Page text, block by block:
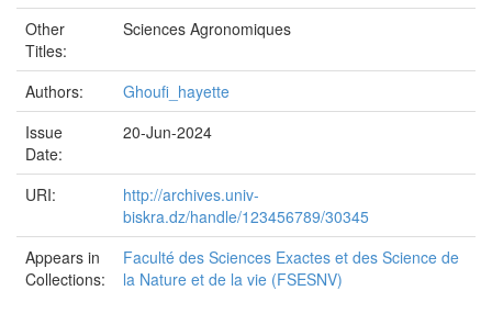
Other
Titles:
Sciences Agronomiques
Authors:
Ghoufi_hayette
Issue
Date:
20-Jun-2024
URI:
http://archives.univ-
biskra.dz/handle/123456789/30345
Appears in
Collections:
Faculté des Sciences Exactes et des Science de
la Nature et de la vie (FSESNV)